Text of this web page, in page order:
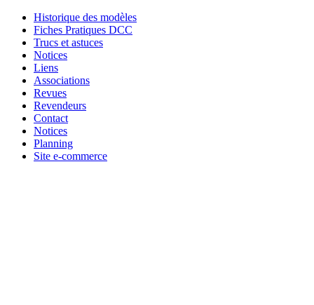
Historique des modèles
Fiches Pratiques DCC
Trucs et astuces
Notices
Liens
Associations
Revues
Revendeurs
Contact
Notices
Planning
Site e-commerce